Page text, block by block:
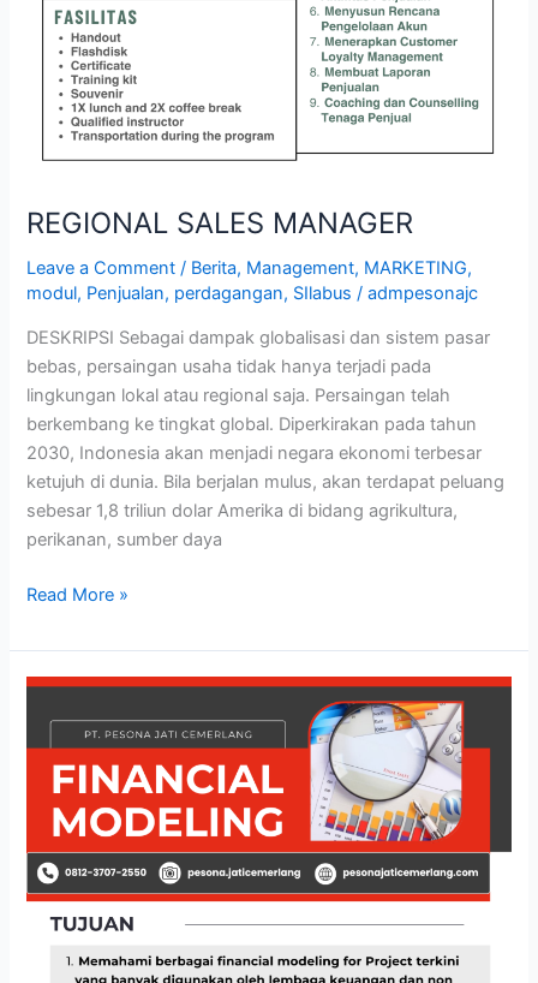
REGIONAL SALES MANAGER
Leave a Comment / Berita, Management, MARKETING,
modul, Penjualan, perdagangan, SIlabus /admpesonajc
DESKRIPSI Sebagai dampak globalisasi dan sistem pasar
bebas, persaingan usaha tidak hanya terjadi pada
lingkungan lokal atau regional saja. Persaingan telah
berkembang ke tingkat global. Diperkirakan pada tahun
2030, Indonesia akan menjadi negara ekonomi terbesar
ketujuh di dunia. Bila berjalan mulus, akan terdapat peluang
sebesar 1,8 triliun dolar Amerika di bidang agrikultura,
perikanan, sumber daya
Read More »
FINANCIAL
MODELING